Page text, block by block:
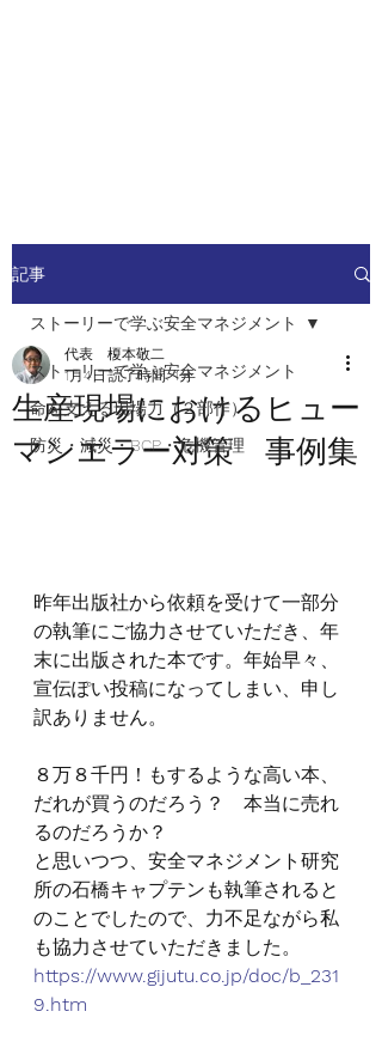
記事
ストーリーで学ぶ安全マネジメント
命を支える現場力（２部作）
防災・減災・BCP・危機管理
ストーリーで学ぶ安全マネジメント
生産現場におけるヒュー
マンエラー対策 事例集
代表 榎本敬二
1月4日読了時間: 1分
昨年出版社から依頼を受けて一部分
の執筆にご協力させていただき、年
末に出版された本です。年始早々、
宣伝ぽい投稿になってしまい、申し
訳ありません。
８万８千円！もするような高い本、
だれが買うのだろう？　本当に売れ
るのだろうか？
と思いつつ、安全マネジメント研究
所の石橋キャプテンも執筆されると
のことでしたので、力不足ながら私
も協力させていただきました。
https://www.gijutu.co.jp/doc/b_231
9.htm